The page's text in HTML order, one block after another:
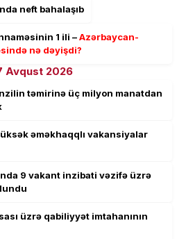
neft bahalaşıb
1 ili –Azərbaycan-
nə dəyişdi?
Avqust 2026
təmirinə üç milyon manatdan
əməkhaqqlı vakansiyalar
9 vakant inzibati vəzifə üzrə
üzrə qabiliyyət imtahanının